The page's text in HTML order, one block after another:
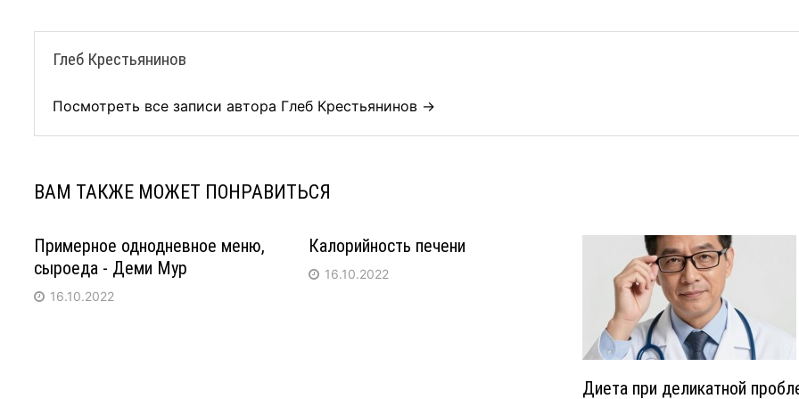
Глеб Крестьянинов
Посмотреть все записи автора Глеб Крестьянинов →
ВАМ ТАКЖЕ МОЖЕТ ПОНРАВИТЬСЯ
Примерное однодневное меню,
сыроеда - Деми Мур
16.10.2022
Калорийность печени
16.10.2022
Диета при деликатной